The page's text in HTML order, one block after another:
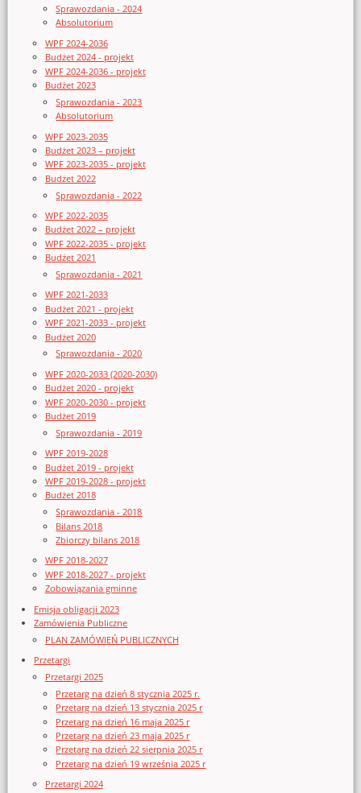
Sprawozdania - 2024
Absolutorium
WPF 2024-2036
Budżet 2024 - projekt
WPF 2024-2036 - projekt
Budżet 2023
Sprawozdania - 2023
Absolutorium
WPF 2023-2035
Budżet 2023 – projekt
WPF 2023-2035 - projekt
Budżet 2022
Sprawozdania - 2022
WPF 2022-2035
Budżet 2022 – projekt
WPF 2022-2035 - projekt
Budżet 2021
Sprawozdania - 2021
WPF 2021-2033
Budżet 2021 - projekt
WPF 2021-2033 - projekt
Budżet 2020
Sprawozdania - 2020
WPF 2020-2033 (2020-2030)
Budżet 2020 - projekt
WPF 2020-2030 - projekt
Budżet 2019
Sprawozdania - 2019
WPF 2019-2028
Budżet 2019 - projekt
WPF 2019-2028 - projekt
Budżet 2018
Sprawozdania - 2018
Bilans 2018
Zbiorczy bilans 2018
WPF 2018-2027
WPF 2018-2027 - projekt
Zobowiązania gminne
Emisja obligacji 2023
Zamówienia Publiczne
PLAN ZAMÓWIEŃ PUBLICZNYCH
Przetargi
Przetargi 2025
Przetarg na dzień 8 stycznia 2025 r.
Przetarg na dzień 13 stycznia 2025 r
Przetarg na dzień 16 maja 2025 r
Przetarg na dzień 23 maja 2025 r
Przetarg na dzień 22 sierpnia 2025 r
Przetarg na dzień 19 września 2025 r
Przetargi 2024